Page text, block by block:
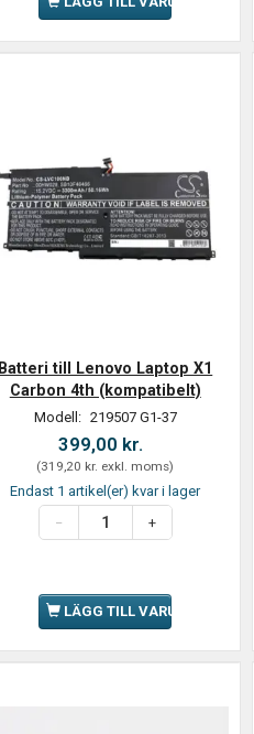
Batteri till Lenovo Laptop X1
Carbon 4th (kompatibelt)
Modell: 219507 G1-37
399,00 kr.
(319,20 kr. exkl. moms)
Endast 1 artikel(er) kvar i lager
LÄGG TILL VARUKORGEN